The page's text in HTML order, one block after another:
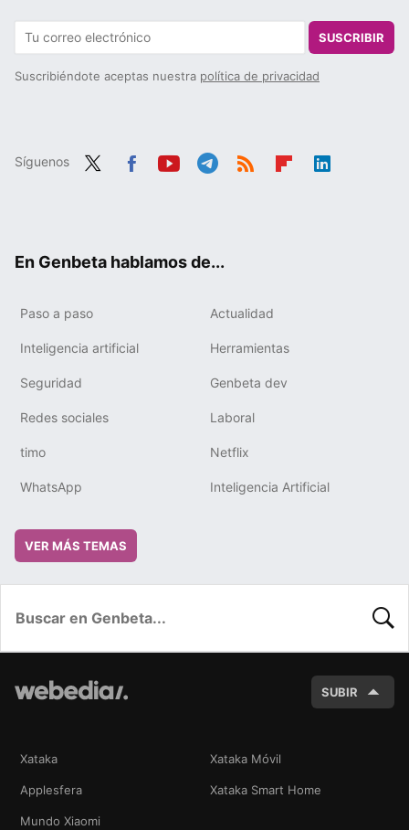
SUSCRIBIR
Suscribiéndote aceptas nuestra política de privacidad
Síguenos
En Genbeta hablamos de...
Paso a paso Actualidad
Inteligencia artificial Herramientas
Seguridad Genbeta dev
Redes sociales Laboral
timo Netflix
WhatsApp Inteligencia Artificial
VER MÁS TEMAS
SUBIR
Xataka Xataka Móvil
Applesfera Xataka Smart Home
Mundo Xiaomi